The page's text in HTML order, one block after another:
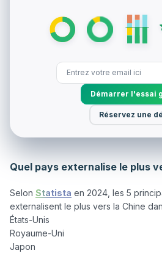
Démarrer l'essai
Réservez une
Quel pays externalise le plus
Selon Statista en 2024, les 5
externalisent le plus vers la Chine
États-Unis
Royaume-Uni
Japon